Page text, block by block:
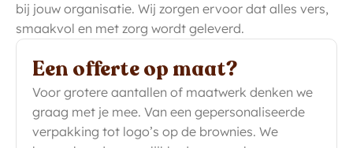
bij jouw organisatie. Wij zorgen ervoor dat alles vers,
smaakvol en met zorg wordt geleverd.
Een offerte op maat?
Voor grotere aantallen of maatwerk denken we
graag met je mee. Van een gepersonaliseerde
verpakking tot logo’s op de brownies. We